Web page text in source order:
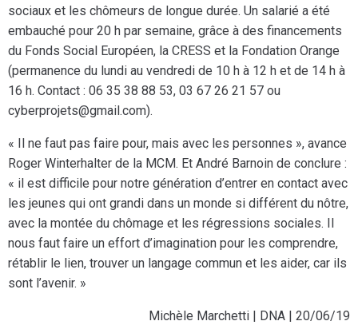
sociaux et les chômeurs de longue durée. Un salarié a été
embauché pour 20 h par semaine, grâce à des financements
du Fonds Social Européen, la CRESS et la Fondation Orange
(permanence du lundi au vendredi de 10 h à 12 h et de 14 h à
16 h. Contact : 06 35 38 88 53, 03 67 26 21 57 ou
cyberprojets@gmail.com).
« Il ne faut pas faire pour, mais avec les personnes », avance
Roger Winterhalter de la MCM. Et André Barnoin de conclure :
« il est difficile pour notre génération d’entrer en contact avec
les jeunes qui ont grandi dans un monde si différent du nôtre,
avec la montée du chômage et les régressions sociales. Il
nous faut faire un effort d’imagination pour les comprendre,
rétablir le lien, trouver un langage commun et les aider, car ils
sont l’avenir. »
Michèle Marchetti | DNA | 20/06/19